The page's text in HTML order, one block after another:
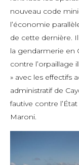
nouveau code
l’économie
de cette dernière.
la gendarmerie en
contre l’orpaillage
» avec les effectifs
administratif de
fautive contre
Maroni.